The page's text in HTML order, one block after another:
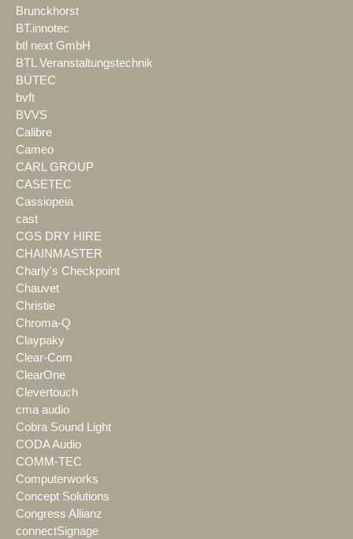
Brunckhorst
BT.innotec
btl next GmbH
BTL Veranstaltungstechnik
BÜTEC
bvft
BVVS
Calibre
Cameo
CARL GROUP
CASETEC
Cassiopeia
cast
CGS DRY HIRE
CHAINMASTER
Charly's Checkpoint
Chauvet
Christie
Chroma-Q
Claypaky
Clear-Com
ClearOne
Clevertouch
cma audio
Cobra Sound Light
CODA Audio
COMM-TEC
Computerworks
Concept Solutions
Congress Allianz
connectSignage